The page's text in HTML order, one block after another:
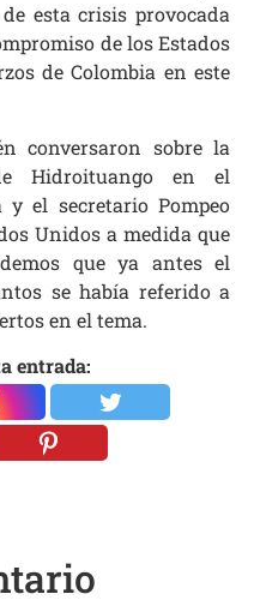
esta crisis provocada
de los Estados
de Colombia en este
conversaron sobre la
Hidroituango en el
el secretario Pompeo
Unidos a medida que
que ya antes el
se había referido a
en el tema.
entrada: